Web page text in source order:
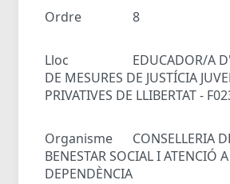
Ordre 8
Lloc
EDUCADOR/A
DE MESURES DE JUSTÍCIA
PRIVATIVES DE LLIBERTAT -
Organisme
CONSELLERIA
BENESTAR SOCIAL I ATENCIÓ
DEPENDÈNCIA